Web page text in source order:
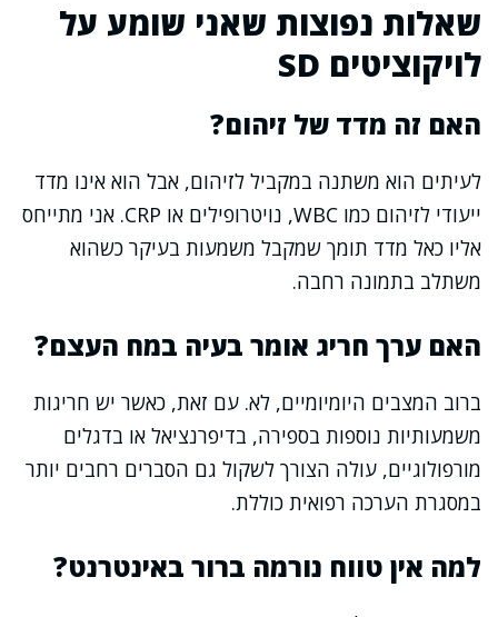
שאלות נפוצות שאני שומע על
לויקוציטים SD
האם זה מדד של זיהום?
לעיתים הוא משתנה במקביל לזיהום, אבל הוא אינו מדד
ייעודי לזיהום כמו WBC, נויטרופילים או CRP. אני מתייחס
אליו כאל מדד תומך שמקבל משמעות בעיקר כשהוא
משתלב בתמונה רחבה.
האם ערך חריג אומר בעיה במח העצם?
ברוב המצבים היומיומיים, לא. עם זאת, כאשר יש חריגות
משמעותיות נוספות בספירה, בדיפרנציאל או בדגלים
מורפולוגיים, עולה הצורך לשקול גם הסברים רחבים יותר
במסגרת הערכה רפואית כוללת.
למה אין טווח נורמה ברור באינטרנט?